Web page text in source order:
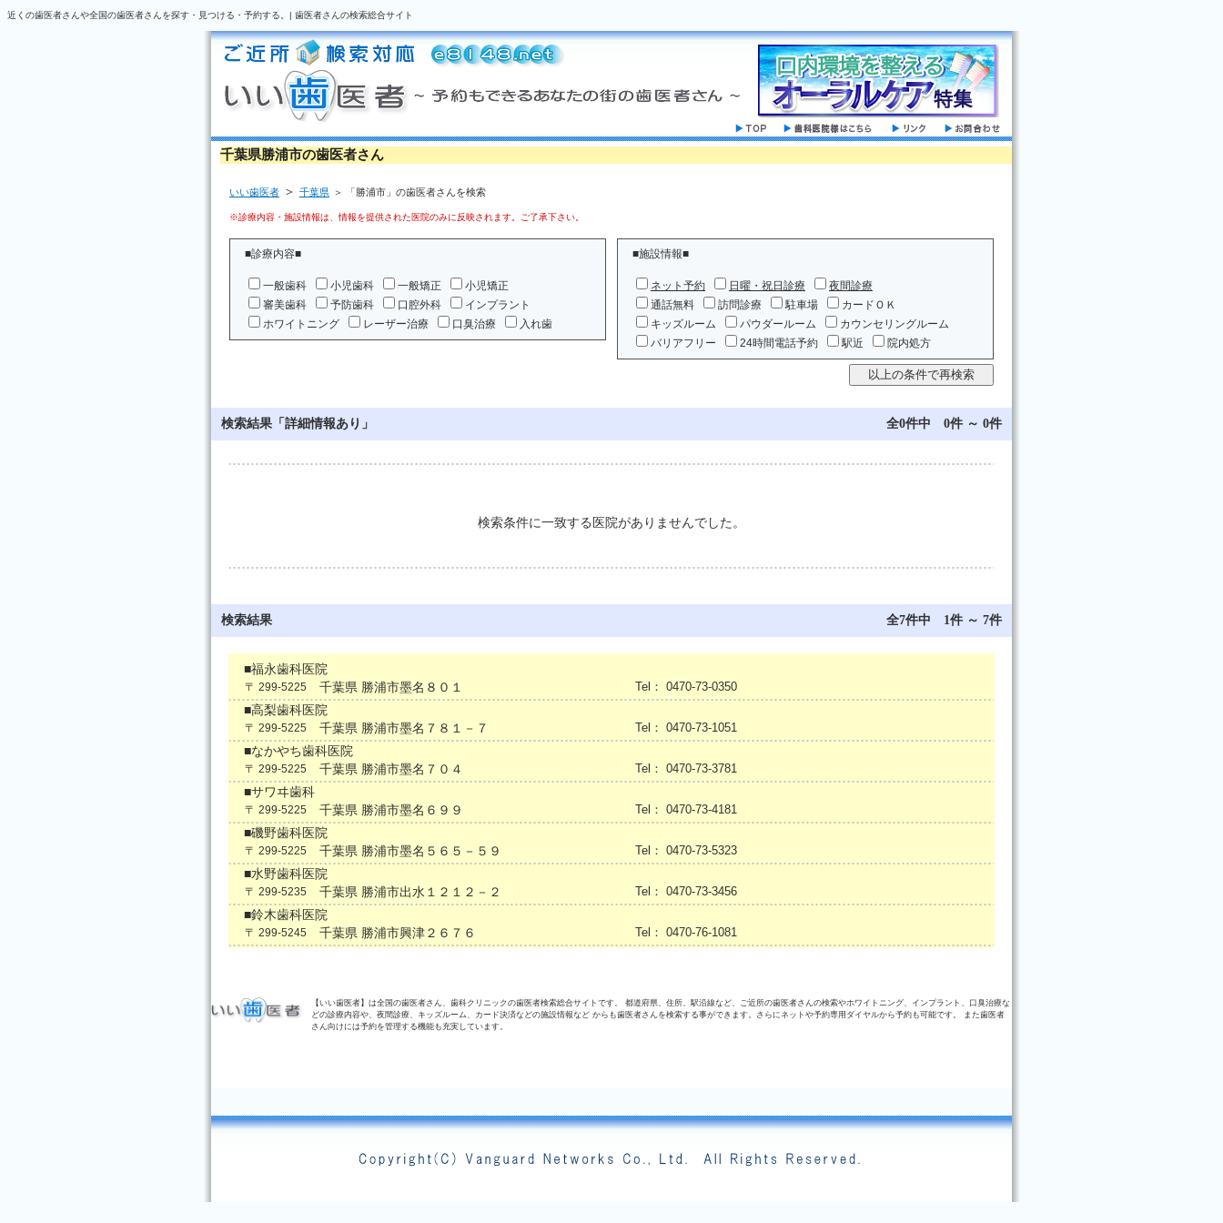
近くの歯医者さんや全国の歯医者さんを探す・見つける・予約する。| 歯医者さんの検索総合サイト
千葉県勝浦市の歯医者さん
いい歯医者 ＞ 千葉県 ＞ 「勝浦市」の歯医者さんを検索
※診療内容・施設情報は、情報を提供された医院のみに反映されます。ご了承下さい。
■診療内容■
一般歯科 小児歯科 一般矯正
小児矯正
審美歯科
予防歯科 口腔外科
インプラント
ホワイトニング
レーザー治療 口臭治療 入れ歯
■施設情報■
ネット予約 日曜・祝日診療
夜間診療
通話無料
訪問診療 駐車場
カードＯＫ
キッズルーム
パウダールーム
カウンセリングルーム
バリアフリー
24時間電話予約 駅近 院内処方
検索結果「詳細情報あり」 全0件中 0件 ～ 0件
検索条件に一致する医院がありませんでした。
検索結果 全7件中 1件 ～ 7件
■福永歯科医院
〒 299-5225 千葉県 勝浦市墨名８０１ Tel： 0470-73-0350
■高梨歯科医院
〒 299-5225 千葉県 勝浦市墨名７８１－７ Tel： 0470-73-1051
■なかやち歯科医院
〒 299-5225 千葉県 勝浦市墨名７０４ Tel： 0470-73-3781
■サワヰ歯科
〒 299-5225 千葉県 勝浦市墨名６９９ Tel： 0470-73-4181
■磯野歯科医院
〒 299-5225 千葉県 勝浦市墨名５６５－５９ Tel： 0470-73-5323
■水野歯科医院
〒 299-5235 千葉県 勝浦市出水１２１２－２ Tel： 0470-73-3456
■鈴木歯科医院
〒 299-5245 千葉県 勝浦市興津２６７６ Tel： 0470-76-1081
【いい歯医者】は全国の歯医者さん、歯科クリニックの歯医者検索総合サイトです。 都道府県、住所、駅沿線など、ご近所の歯医者さんの検索やホワイトニング、インプラント、口臭治療な
どの診療内容や、夜間診療、キッズルーム、カード決済などの施設情報など からも歯医者さんを検索する事ができます。さらにネットや予約専用ダイヤルから予約も可能です。 また歯医者
さん向けには予約を管理する機能も充実しています。